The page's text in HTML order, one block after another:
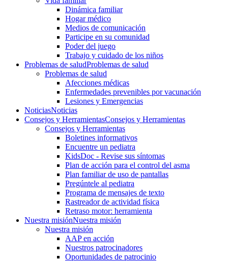
Dinámica familiar
Hogar médico
Medios de comunicación
Participe en su comunidad
Poder del juego
Trabajo y cuidado de los niños
Problemas de saludProblemas de salud
Problemas de salud
Afecciones médicas
Enfermedades prevenibles por vacunación
Lesiones y Emergencias
NoticiasNoticias
Consejos y HerramientasConsejos y Herramientas
Consejos y Herramientas
Boletines informativos
Encuentre un pediatra
KidsDoc - Revise sus síntomas
Plan de acción para el control del asma
Plan familiar de uso de pantallas
Pregúntele al pediatra
Programa de mensajes de texto
Rastre​​ador de activida​d física
Retraso motor: herramienta
Nuestra misiónNuestra misión
Nuestra misión
AAP en acción
Nuestros patrocinadores
Oportunidades de patrocinio